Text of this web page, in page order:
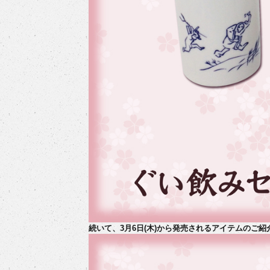
続いて、3月6日(木)から発売されるアイテムのご紹